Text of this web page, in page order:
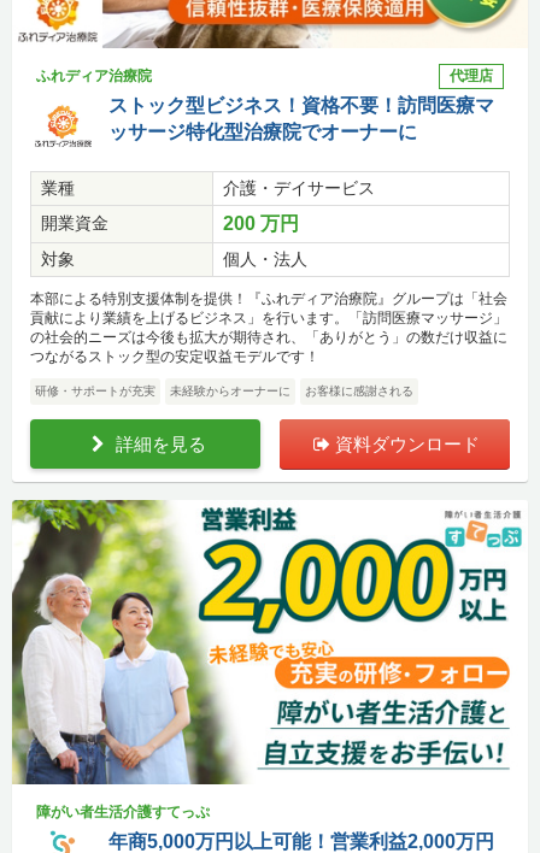
ふれディア治療院 代理店
ストック型ビジネス！資格不要！訪問医療マ
ッサージ特化型治療院でオーナーに
業種
介護・デイサービス
開業資金
200 万円
対象 個人・法人
本部による特別支援体制を提供！『ふれディア治療院』グループは「社会
貢献により業績を上げるビジネス」を行います。「訪問医療マッサージ」
の社会的ニーズは今後も拡大が期待され、「ありがとう」の数だけ収益に
つながるストック型の安定収益モデルです！
研修・サポートが充実 未経験からオーナーに お客様に感謝される
詳細を見る 資料ダウンロード
障がい者生活介護すてっぷ
年商5,000万円以上可能！営業利益2,000万円